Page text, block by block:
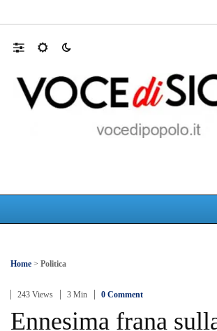
Home > Politica
243 Views 3 Min 0 Comment
Ennesima frana